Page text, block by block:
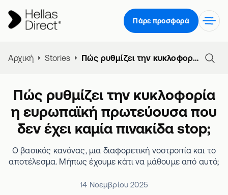
Πάρε προσφορά
Αρχική Stories Πώς ρυθμίζει την κυκλοφορία η ευρωπαϊκή πρωτεύουσα που δεν έχει καμία πινακίδα stop;
Πώς ρυθμίζει την κυκλοφορία
η ευρωπαϊκή πρωτεύουσα που
δεν έχει καμία πινακίδα stop;
Ο βασικός κανόνας, μια διαφορετική νοοτροπία και το
αποτέλεσμα. Μήπως έχουμε κάτι να μάθουμε από αυτό;
14 Νοεμβρίου 2025